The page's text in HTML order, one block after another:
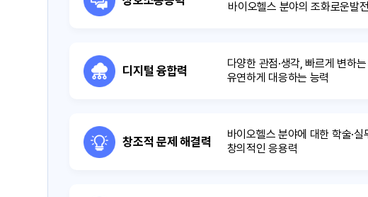
바이오헬스 분야의 조화로운발
디지털 융합력
다양한 관점·생각, 빠르게 변하
유연하게 대응하는 능력
창조적 문제 해결력
바이오헬스 분야에 대한 학술·
창의적인 응용력